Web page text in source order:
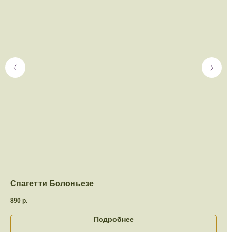
Спагетти Болоньезе
890 р.
Подробнее